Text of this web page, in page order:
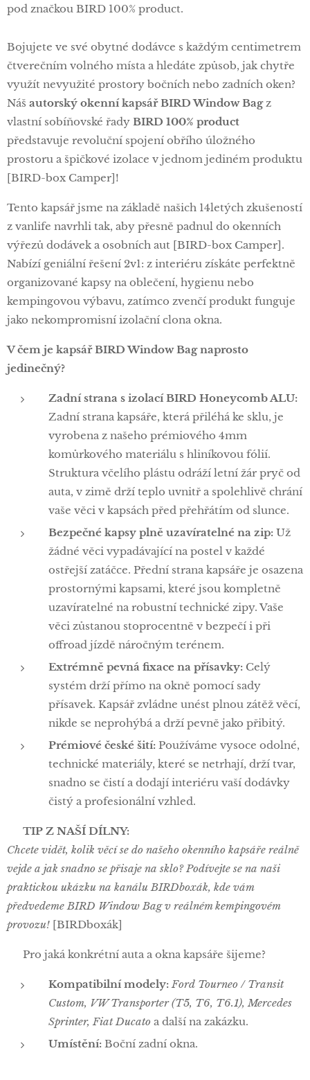
pod značkou BIRD 100% product.
Bojujete ve své obytné dodávce s každým centimetrem
čtverečním volného místa a hledáte způsob, jak chytře
využít nevyužité prostory bočních nebo zadních oken?
Náš autorský okenní kapsář BIRD Window Bagz
vlastní sobíňovské řady BIRD 100% product
představuje revoluční spojení obřího úložného
prostoru a špičkové izolace v jednom jediném produktu
[BIRD-box Camper]!
Tento kapsář jsme na základě našich 14letých zkušeností
z vanlife navrhli tak, aby přesně padnul do okenních
výřezů dodávek a osobních aut [BIRD-box Camper].
Nabízí geniální řešení 2v1: z interiéru získáte perfektně
organizované kapsy na oblečení, hygienu nebo
kempingovou výbavu, zatímco zvenčí produkt funguje
jako nekompromisní izolační clona okna.
V čem je kapsář BIRD Window Bag naprosto
jedinečný?
Zadní strana s izolací BIRD Honeycomb ALU:
Zadní strana kapsáře, která přiléhá ke sklu, je
vyrobena z našeho prémiového 4mm
komůrkového materiálu s hliníkovou fólií.
Struktura včelího plástu odráží letní žár pryč od
auta, v zimě drží teplo uvnitř a spolehlivě chrání
vaše věci v kapsách před přehřátím od slunce.
Bezpečné kapsy plně uzavíratelné na zip: Už
žádné věci vypadávající na postel v každé
ostřejší zatáčce. Přední strana kapsáře je osazena
prostornými kapsami, které jsou kompletně
uzavíratelné na robustní technické zipy. Vaše
věci zůstanou stoprocentně v bezpečí i při
offroad jízdě náročným terénem.
Extrémně pevná fixace na přísavky: Celý
systém drží přímo na okně pomocí sady
přísavek. Kapsář zvládne unést plnou zátěž věcí,
nikde se neprohýbá a drží pevně jako přibitý.
Prémiové české šití: Používáme vysoce odolné,
technické materiály, které se netrhají, drží tvar,
snadno se čistí a dodají interiéru vaší dodávky
čistý a profesionální vzhled.
🛠️ TIP Z NAŠÍ DÍLNY:
Chcete vidět, kolik věcí se do našeho okenního kapsáře reálně
vejde a jak snadno se přisaje na sklo? Podívejte se na naši
praktickou ukázku na kanálu BIRDboxák, kde vám
předvedeme BIRD Window Bag v reálném kempingovém
provozu! [BIRDboxák]
📦 Pro jaká konkrétní auta a okna kapsáře šijeme?
Kompatibilní modely: Ford Tourneo / Transit
Custom, VW Transporter (T5, T6, T6.1), Mercedes
Sprinter, Fiat Ducato a další na zakázku.
Umístění: Boční zadní okna.